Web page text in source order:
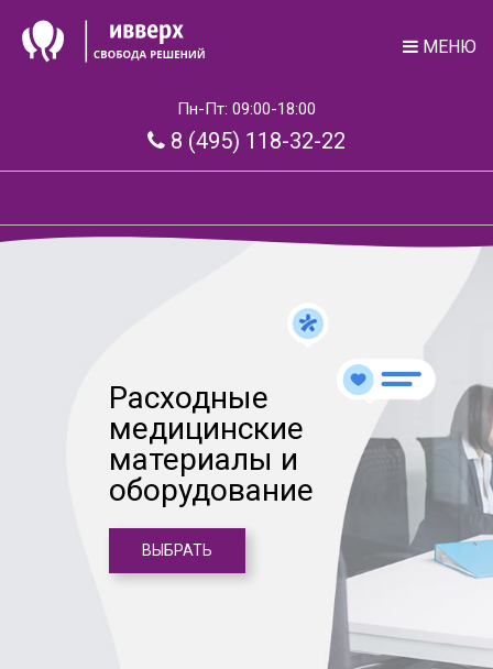
МЕНЮ
Пн-Пт: 09:00-18:00
8 (495) 118-32-22
Расходные
медицинские
материалы и
оборудование
ВЫБРАТЬ